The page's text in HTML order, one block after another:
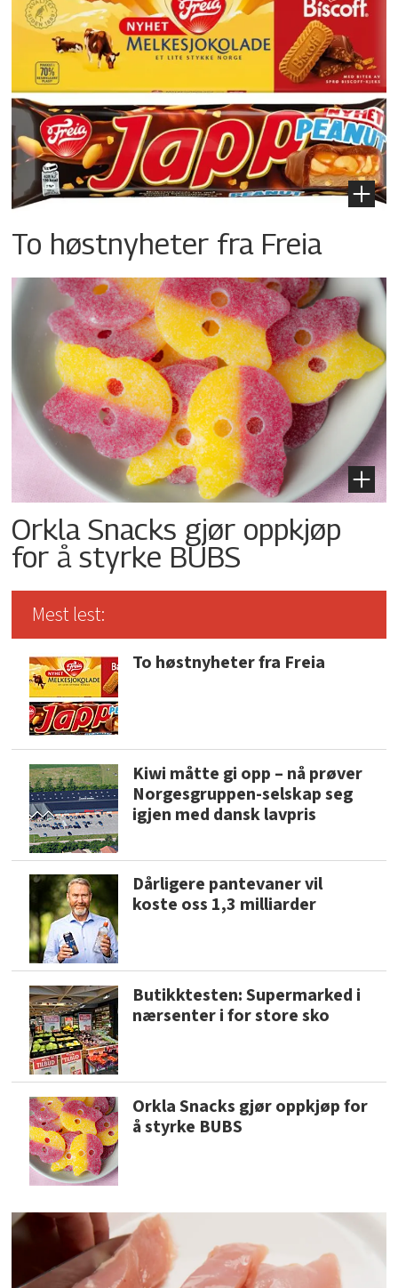
To høstnyheter fra Freia
Orkla Snacks gjør oppkjøp
for å styrke BUBS
Mest lest:
To høstnyheter fra Freia
Kiwi måtte gi opp – nå prøver
Norgesgruppen-selskap seg
igjen med dansk lavpris
Dårligere pantevaner vil
koste oss 1,3 milliarder
Butikktesten: Supermarked i
nærsenter i for store sko
Orkla Snacks gjør oppkjøp for
å styrke BUBS